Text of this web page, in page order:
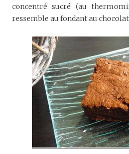
concentré sucré (au
ressemble au fondant au